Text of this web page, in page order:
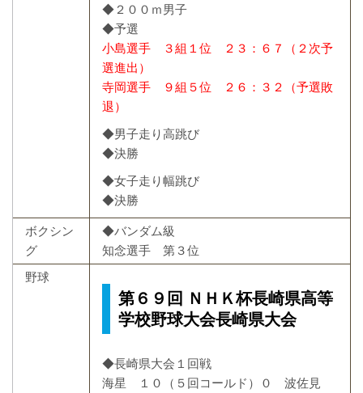
◆２００ｍ男子
◆予選
小島選手 ３組１位 ２３：６７（２次予
選進出）
寺岡選手 ９組５位 ２６：３２（予選敗
退）
◆男子走り高跳び
◆決勝
◆女子走り幅跳び
◆決勝
ボクシン
グ
◆バンダム級
知念選手 第３位
野球
第６９回 ＮＨＫ杯長崎県高等
学校野球大会長崎県大会
◆長崎県大会１回戦
海星 １０（５回コールド）０ 波佐見